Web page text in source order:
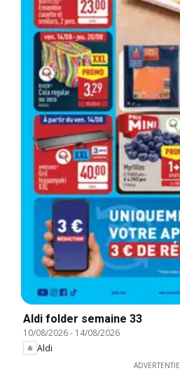
Aldi folder semaine 33
10/08/2026- 14/08/2026
Aldi
ADVERTENTIE